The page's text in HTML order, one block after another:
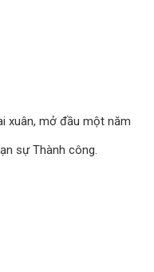
xuân, mở đầu một năm
sự Thành công.